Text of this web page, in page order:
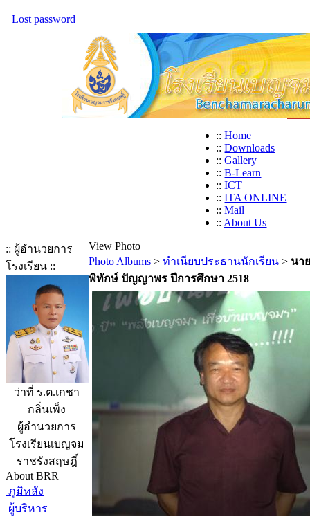
| Lost password
:: Home
:: Downloads
:: Gallery
:: B-Learn
:: ICT
:: ITA ONLINE
:: Mail
:: About Us
:: ผู้อำนวยการ
โรงเรียน ::
ว่าที่ ร.ต.เกชา
กลิ่นเพ็ง
ผู้อำนวยการ
โรงเรียนเบญจม
ราชรังสฤษฎิ์
About BRR
ภูมิหลัง
ผู้บริหาร
View Photo
Photo Albums > ทำเนียบประธานนักเรียน > นาย
พิทักษ์ ปัญญาพร ปีการศึกษา 2518